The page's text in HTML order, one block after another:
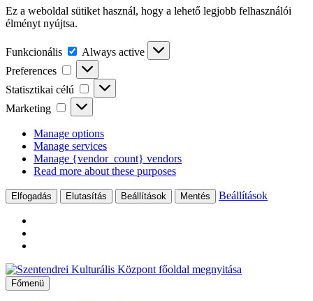
Ez a weboldal sütiket használ, hogy a lehető legjobb felhasználói
élményt nyújtsa.
Funkcionális Funkcionális
Always active
Preferences
Preferences
Statisztikai célú
Statisztikai
célú
Marketing
Marketing
Manage options
Manage services
Manage {vendor_count} vendors
Read more about these purposes
Elfogadás Elutasítás Beállítások Mentés Beállítások
Ugrás
a
tartalomhoz
Főmenü